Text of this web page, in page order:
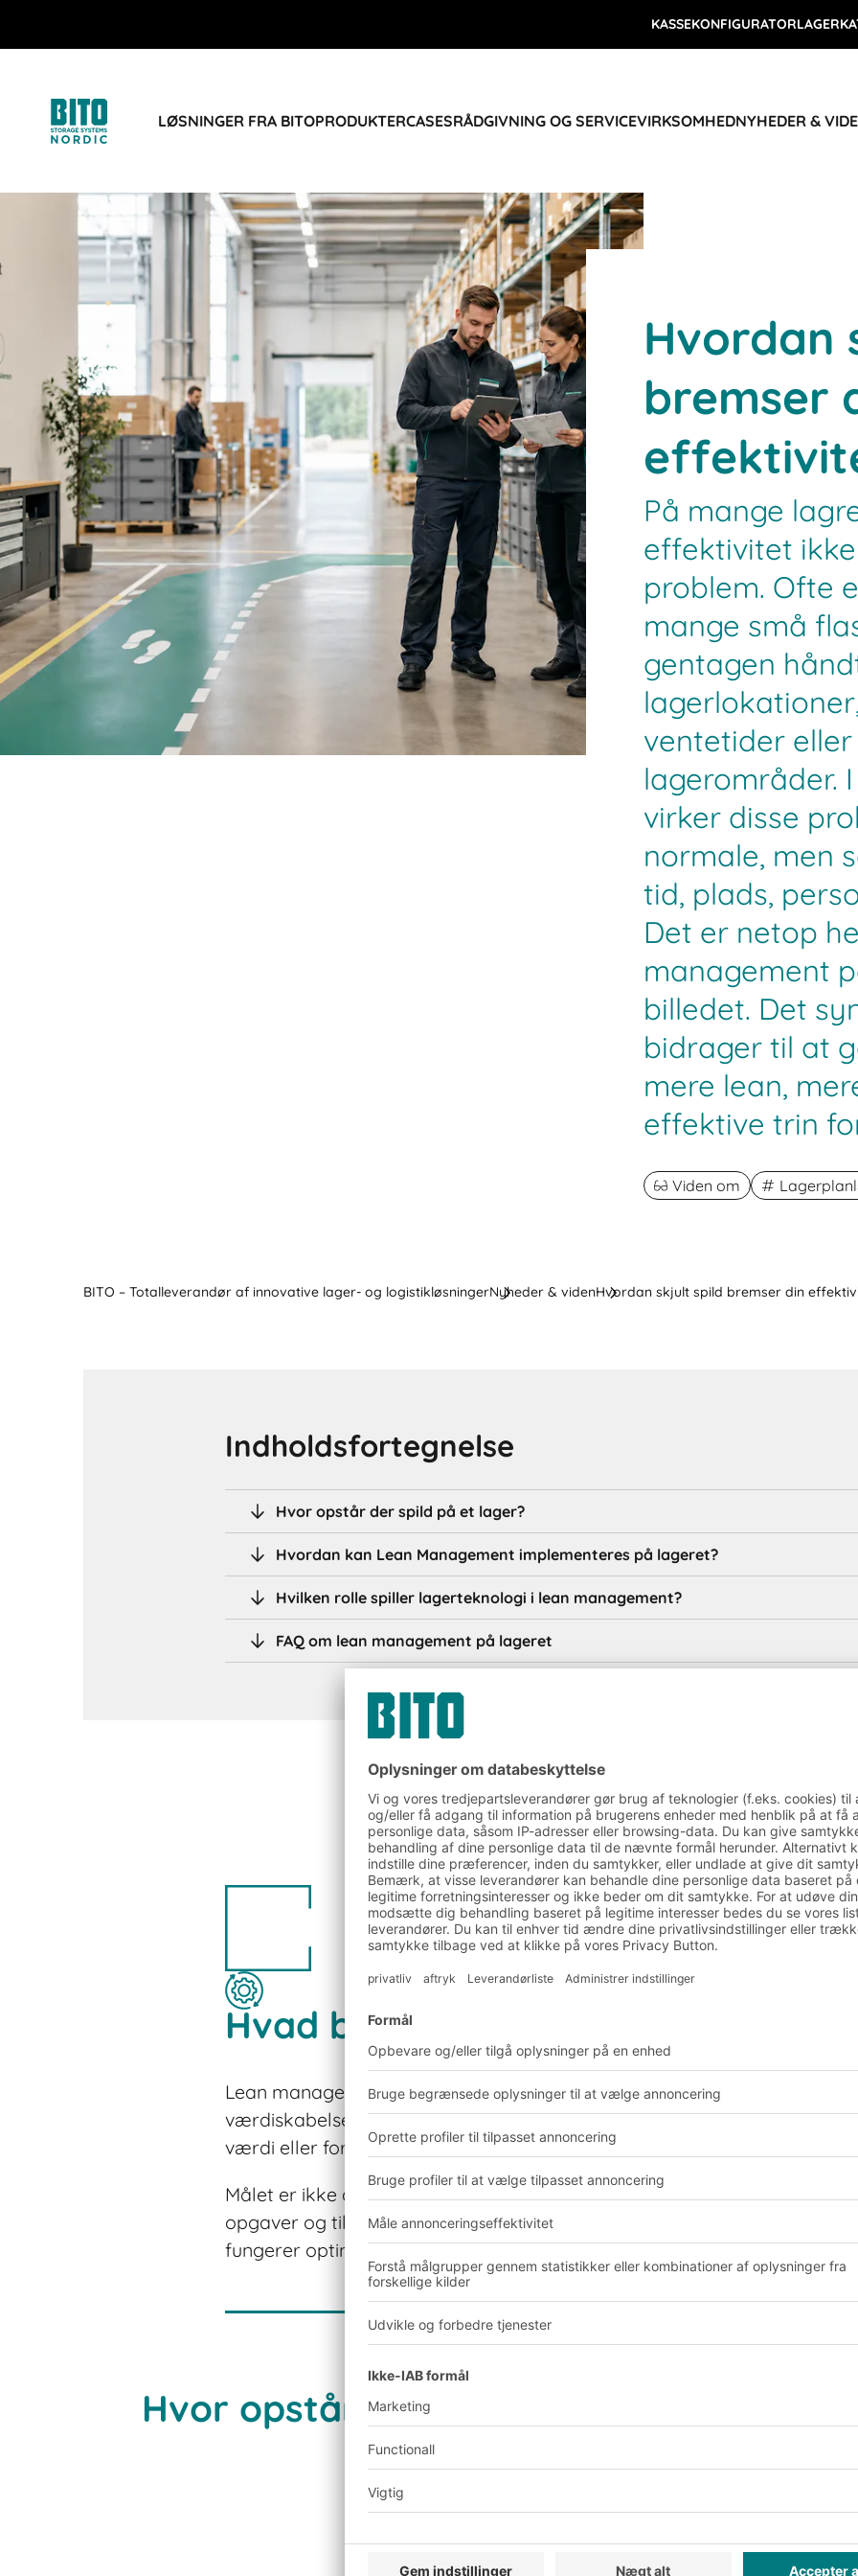
KASSEKONFIGURATOR
LØSNINGER FRA BITOPRODUKTERCASESRÅDGIVNING OG SERVICEVIRKSOMHEDNYHEDER &
Hvordan
bremser
På mange
effektivitet
problem. Ofte
mange små
gentagen
ventetider
lagerområder.
virker disse
normale, men
tid, plads,
Det er netop
management
billedet. Det
bidrager til at
mere lean,
effektive trin
Viden om
BITO – Totalleverandør af innovative lager- og logistikløsningerNyheder & videnHvordan skjult spild bremser din
Indholdsfortegnelse
Hvor opstår der spild på et lager?
Hvordan kan Lean Management implementeres på lageret?
Hvilken rolle spiller lagerteknologi i lean management?
FAQ om lean management på lageret
2026-07-08 DEL
Hvad betyder lean management
Lean management på lageret bygger på princippet om, at alle
værdiskabelse. Aktiviteter, der forbruger tid, plads, materialer eller
værdi eller forbedre vareflowet, betragtes derfor som spild og bør
Målet er ikke at arbejde hurtigere for enhver pris. Det handler om at
opgaver og tilrettelægge arbejdsgange, så medarbejdere,
fungerer optimalt sammen.
Hvor opstår der spild på et lager?